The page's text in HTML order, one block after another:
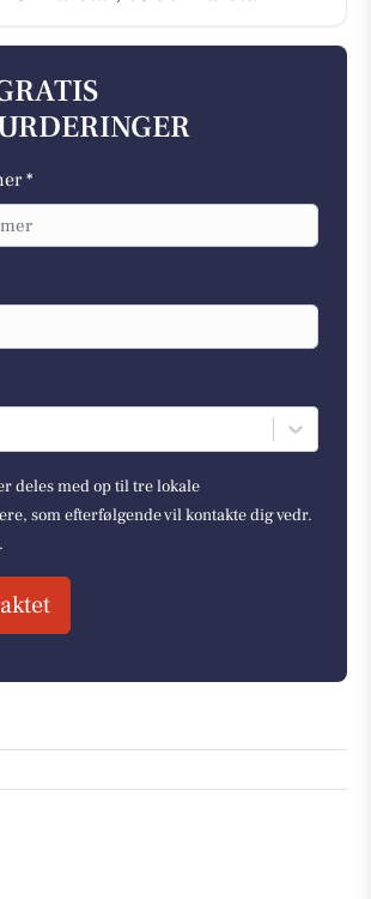
*
deles med op til tre lokale
som efterfølgende vil kontakte dig vedr.